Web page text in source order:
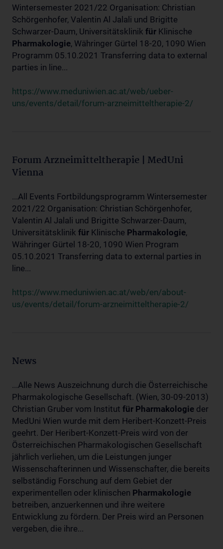
Wintersemester 2021/22 Organisation: Christian
Schörgenhofer, Valentin Al Jalali und Brigitte
Schwarzer-Daum, Universitätsklinik für Klinische
Pharmakologie, Währinger Gürtel 18-20, 1090 Wien
Programm 05.10.2021 Transferring data to external
parties in line...
https://www.meduniwien.ac.at/web/ueber-
uns/events/detail/forum-arzneimitteltherapie-2/
Forum Arzneimitteltherapie | MedUni
Vienna
...All Events Fortbildungsprogramm Wintersemester
2021/22 Organisation: Christian Schörgenhofer,
Valentin Al Jalali und Brigitte Schwarzer-Daum,
Universitätsklinik für Klinische Pharmakologie,
Währinger Gürtel 18-20, 1090 Wien Program
05.10.2021 Transferring data to external parties in
line...
https://www.meduniwien.ac.at/web/en/about-
us/events/detail/forum-arzneimitteltherapie-2/
News
...Alle News Auszeichnung durch die Österreichische
Pharmakologische Gesellschaft. (Wien, 30-09-2013)
Christian Gruber vom Institut für Pharmakologie der
MedUni Wien wurde mit dem Heribert-Konzett-Preis
geehrt. Der Heribert-Konzett-Preis wird von der
Österreichischen Pharmakologischen Gesellschaft
jährlich verliehen, um die Leistungen junger
Wissenschafterinnen und Wissenschafter, die bereits
selbständig Forschung auf dem Gebiet der
experimentellen oder klinischen Pharmakologie
betreiben, anzuerkennen und ihre weitere
Entwicklung zu fördern. Der Preis wird an Personen
vergeben, die ihre...